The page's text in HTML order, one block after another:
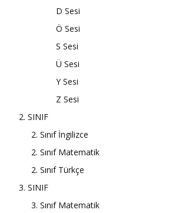
D Sesi
Ö Sesi
S Sesi
Ü Sesi
Y Sesi
Z Sesi
2. SINIF
2. Sınıf İngilizce
2. Sınıf Matematik
2. Sınıf Türkçe
3. SINIF
3. Sınıf Matematik